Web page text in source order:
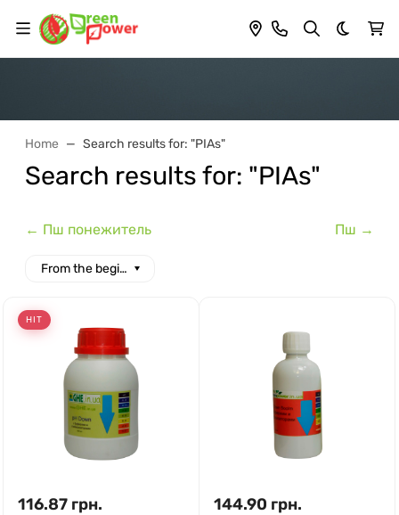
Dark
Home Search results for: "PIAs"
Search results for: "PIAs"
Пш →
← Пш понежитель
From the beginning of the alphabet
HIT
116.87 грн. 144.90 грн.